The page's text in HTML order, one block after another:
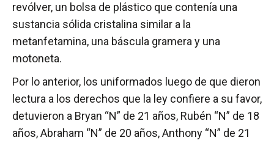
revólver, un bolsa de plástico que contenía una
sustancia sólida cristalina similar a la
metanfetamina, una báscula gramera y una
motoneta.
Por lo anterior, los uniformados luego de que dieron
lectura a los derechos que la ley confiere a su favor,
detuvieron a Bryan “N” de 21 años, Rubén “N” de 18
años, Abraham “N” de 20 años, Anthony “N” de 21